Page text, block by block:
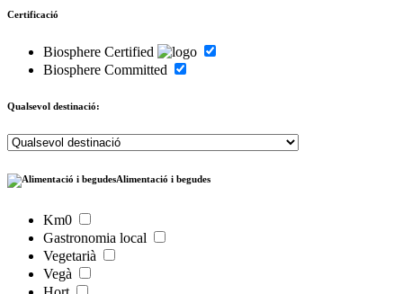
Certificació
Biosphere Certified
Biosphere Committed
Qualsevol destinació:
Alimentació i begudes
Km0
Gastronomia local
Vegetarià
Vegà